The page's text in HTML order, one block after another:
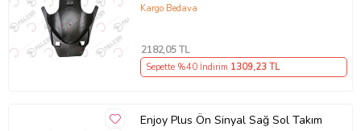
Kargo Bedava
2182,05 TL
Sepette %40 İndirim 1309,23 TL
Enjoy Plus Ön Sinyal Sağ Sol Takım